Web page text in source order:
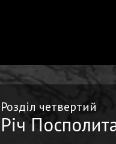
Річ
Розділ четвертий